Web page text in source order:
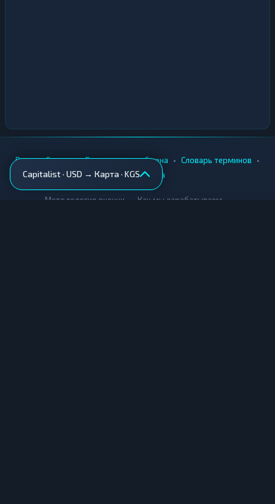
Capitalist · USD → Карта · KGS
Вики • Города • Безопасность обмена • Словарь терминов •
AML-проверка
Методология оценки Как мы зарабатываем